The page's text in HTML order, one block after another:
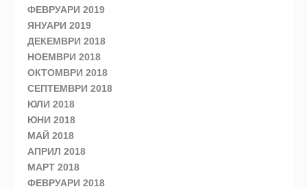
ФЕВРУАРИ 2019
ЯНУАРИ 2019
ДЕКЕМВРИ 2018
НОЕМВРИ 2018
ОКТОМВРИ 2018
СЕПТЕМВРИ 2018
ЮЛИ 2018
ЮНИ 2018
МАЙ 2018
АПРИЛ 2018
МАРТ 2018
ФЕВРУАРИ 2018